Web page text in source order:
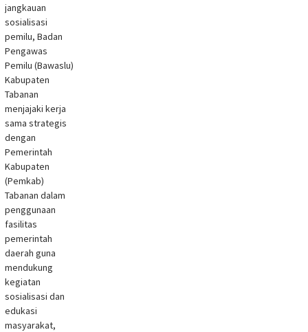
jangkauan
sosialisasi
pemilu, Badan
Pengawas
Pemilu (Bawaslu)
Kabupaten
Tabanan
menjajaki kerja
sama strategis
dengan
Pemerintah
Kabupaten
(Pemkab)
Tabanan dalam
penggunaan
fasilitas
pemerintah
daerah guna
mendukung
kegiatan
sosialisasi dan
edukasi
masyarakat,